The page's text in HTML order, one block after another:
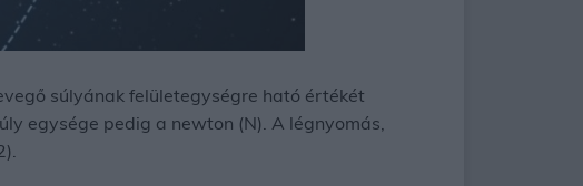
súlyának felületegységre ható értékét
egysége pedig a newton (N). A légnyomás,